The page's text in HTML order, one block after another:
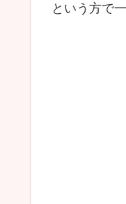
という方で